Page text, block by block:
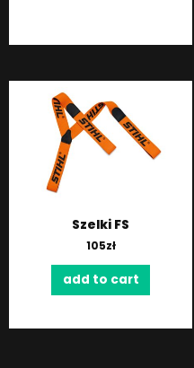
Szelki FS
105zł
add to cart